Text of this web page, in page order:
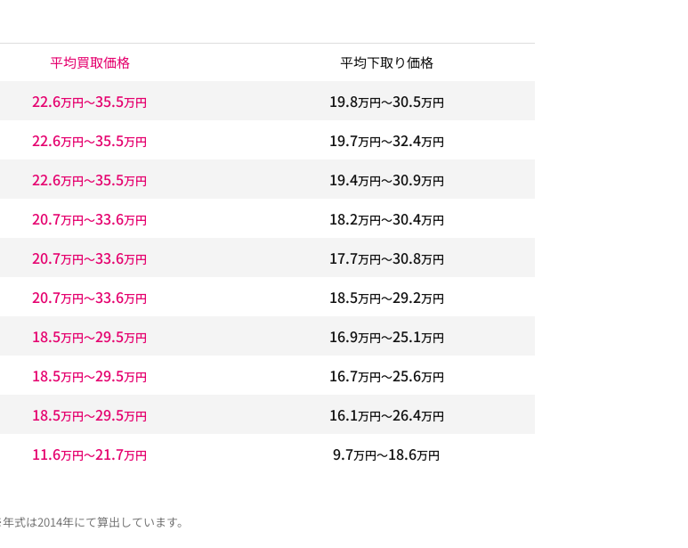
平均買取価格 平均下取り価格
22.6万円〜35.5万円 19.8万円〜30.5万円
22.6万円〜35.5万円 19.7万円〜32.4万円
22.6万円〜35.5万円 19.4万円〜30.9万円
20.7万円〜33.6万円 18.2万円〜30.4万円
20.7万円〜33.6万円 17.7万円〜30.8万円
20.7万円〜33.6万円 18.5万円〜29.2万円
18.5万円〜29.5万円 16.9万円〜25.1万円
18.5万円〜29.5万円 16.7万円〜25.6万円
18.5万円〜29.5万円 16.1万円〜26.4万円
11.6万円〜21.7万円 9.7万円〜18.6万円
式は2014年にて算出しています。